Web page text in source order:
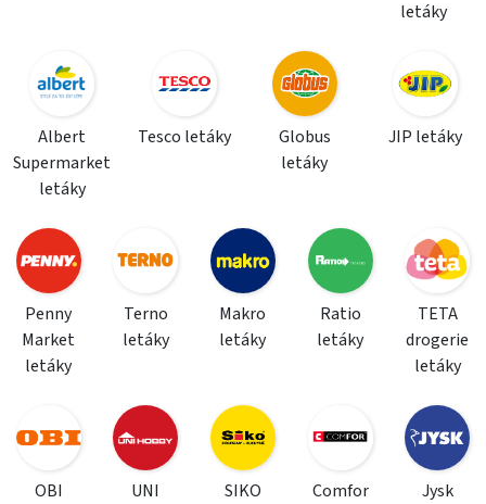
letáky
Albert
Supermarket
letáky
Tesco letáky
Globus
letáky
JIP letáky
Penny
Market
letáky
Terno
letáky
Makro
letáky
Ratio
letáky
TETA
drogerie
letáky
OBI
UNI
SIKO
Comfor
Jysk